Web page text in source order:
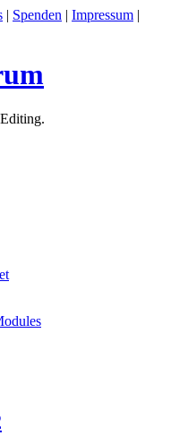
| Spenden | Impressum |